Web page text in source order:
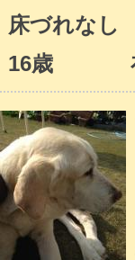
床づれな
16歳 在